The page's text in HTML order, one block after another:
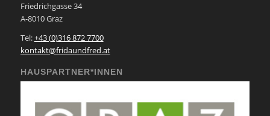
Friedrichgasse 34
A-8010 Graz
Tel:+43 (0)316 872 7700
kontakt@fridaundfred.at
HAUSPARTNER*INNEN